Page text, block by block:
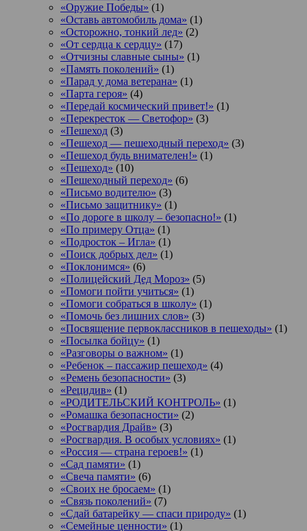
«Оружие Победы» (1)
«Оставь автомобиль дома» (1)
«Осторожно, тонкий лед» (2)
«От сердца к сердцу» (17)
«Отчизны славные сыны» (1)
«Память поколений» (1)
«Парад у дома ветерана» (1)
«Парта героя» (4)
«Передай космический привет!» (1)
«Перекресток — Светофор» (3)
«Пешеход (3)
«Пешеход — пешеходный переход» (3)
«Пешеход будь внимателен!» (1)
«Пешеход» (10)
«Пешеходный переход» (6)
«Письмо водителю» (3)
«Письмо защитнику» (1)
«По дороге в школу – безопасно!» (1)
«По примеру Отца» (1)
«Подросток ‒ Игла» (1)
«Поиск добрых дел» (1)
«Поклонимся» (6)
«Полицейский Дед Мороз» (5)
«Помоги пойти учиться» (1)
«Помоги собраться в школу» (1)
«Помочь без лишних слов» (3)
«Посвящение первоклассников в пешеходы» (1)
«Посылка бойцу» (1)
«Разговоры о важном» (1)
«Ребенок – пассажир пешеход» (4)
«Ремень безопасности» (3)
«Рецидив» (1)
«РОДИТЕЛЬСКИЙ КОНТРОЛЬ» (1)
«Ромашка безопасности» (2)
«Росгвардия Драйв» (3)
«Росгвардия. В особых условиях» (1)
«Россия — страна героев!» (1)
«Сад памяти» (1)
«Свеча памяти» (6)
«Своих не бросаем» (1)
«Связь поколений» (7)
«Сдай батарейку — спаси природу» (1)
«Семейные ценности» (1)